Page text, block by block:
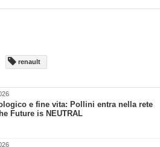
renault
e fine vita: Pollini entra nella rete
Future is NEUTRAL